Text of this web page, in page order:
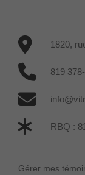
1820,
819
RBQ :
Gérer mes